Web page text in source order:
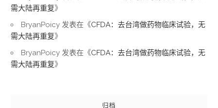
需大陆再重复》
BryanPoicy 发表在《CFDA：去台湾做药物临床试验，无
需大陆再重复》
BryanPoicy 发表在《CFDA：去台湾做药物临床试验，无
需大陆再重复》
归档